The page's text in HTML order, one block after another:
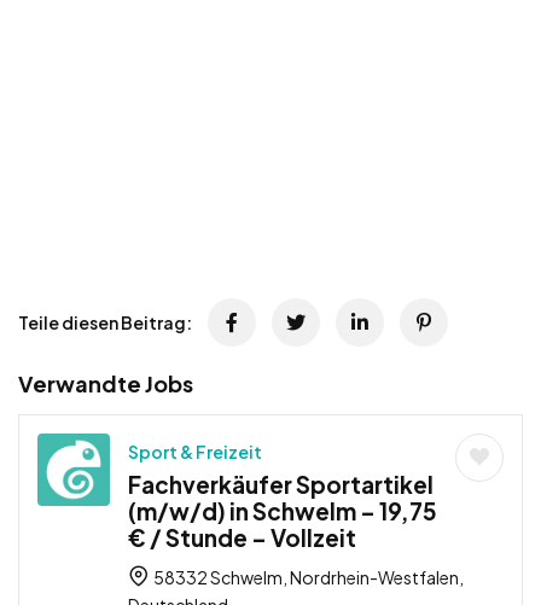
Teile diesen Beitrag:
Verwandte Jobs
Sport & Freizeit
Fachverkäufer Sportartikel
(m/w/d) in Schwelm – 19,75
€ / Stunde – Vollzeit
58332 Schwelm, Nordrhein-Westfalen,